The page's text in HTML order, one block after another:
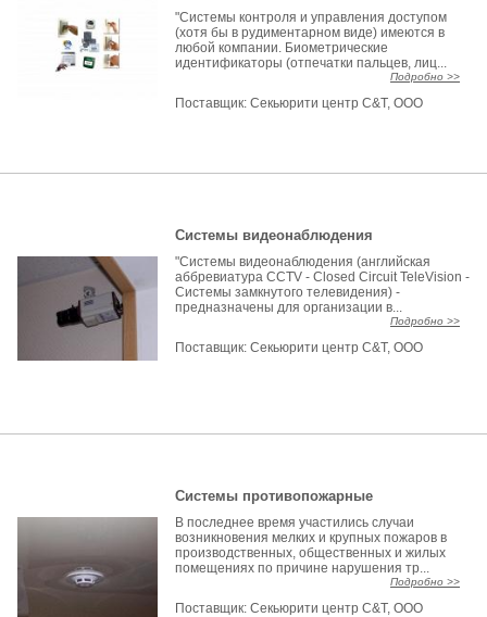
"Системы контроля и управления доступом
(хотя бы в рудиментарном виде) имеются в
любой компании. Биометрические
идентификаторы (отпечатки пальцев, лиц...
Подробно >>
Поставщик:Секьюрити центр С&Т, ООО
Системы видеонаблюдения
"Системы видеонаблюдения (английская
аббревиатура CCTV - Closed Circuit TeleVision -
Системы замкнутого телевидения) -
предназначены для организации в...
Подробно >>
Поставщик:Секьюрити центр С&Т, ООО
Системы противопожарные
В последнее время участились случаи
возникновения мелких и крупных пожаров в
производственных, общественных и жилых
помещениях по причине нарушения тр...
Подробно >>
Поставщик:Секьюрити центр С&Т, ООО